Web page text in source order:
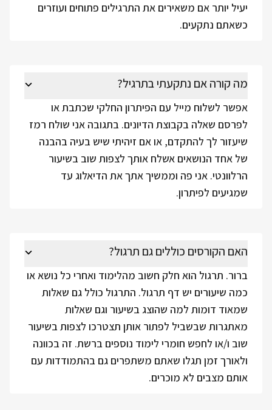
יעיל יותר אם משאירים את התרגילים פתוחים ועוזרים
כשאתם נתקעים.
מה קורה אם נתקעתי בתרגיל?
אפשר לשלוח מייל עם הפיתרון החלקי שכתבת או
לפרסם שאלה בקבוצת הדיונים. בתגובה אני שולח רמז
שיעזור לך להתקדם, או אם זיהיתי שיש בעיה בהבנה
של אחד הנושאים אשלח אותך לצפות שוב בשיעור
הרלוונטי. אני פה וממשיך אתך את הדיאלוג עד
שמגיעים לפיתרון.
האם הקורסים כוללים גם תרגול?
ברור. תרגול הוא חלק חשוב מהלימוד ואחרי כל נושא או
כמה שיעורים יש דף תרגול. התרגול כולל גם שאלות
שמאוד דומות למה שהוצג בשיעור וגם שאלות
מאתגרות שבשביל לפתור אותן תצטרכו לצפות בשיעור
שוב ו/או לחפש חומרי לימוד נוספים ברשת. זה בכוונה
ולאורך זמן תגלו שאתם משתפרים גם בהתמודדות עם
אותם מצבים לא מוכרים.